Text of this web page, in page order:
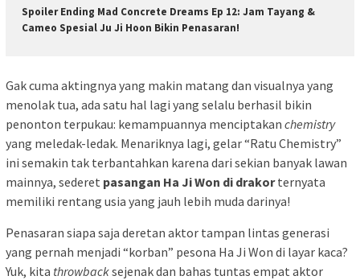
Spoiler Ending Mad Concrete Dreams Ep 12: Jam Tayang &
Cameo Spesial Ju Ji Hoon Bikin Penasaran!
Gak cuma aktingnya yang makin matang dan visualnya yang
menolak tua, ada satu hal lagi yang selalu berhasil bikin
penonton terpukau: kemampuannya menciptakan chemistry
yang meledak-ledak. Menariknya lagi, gelar “Ratu Chemistry”
ini semakin tak terbantahkan karena dari sekian banyak lawan
mainnya, sederet pasangan Ha Ji Won di drakorternyata
memiliki rentang usia yang jauh lebih muda darinya!
Penasaran siapa saja deretan aktor tampan lintas generasi
yang pernah menjadi “korban” pesona Ha Ji Won di layar kaca?
Yuk, kita throwbacksejenak dan bahas tuntas empat aktor